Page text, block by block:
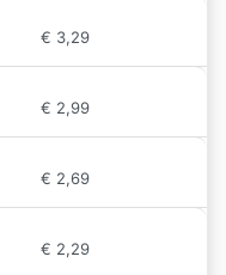
€ 3,29
€ 2,99
€ 2,69
€ 2,29